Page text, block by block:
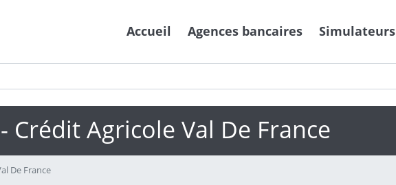
Accueil Agences bancaires Simulateurs
Crédit Agricole Val De France
De France